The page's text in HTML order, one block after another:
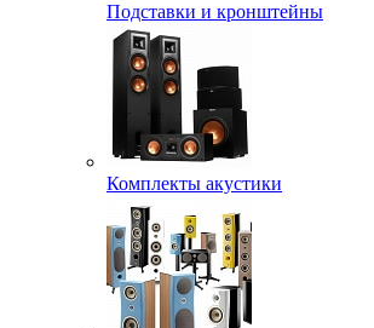
Подставки и кронштейны
Комплекты акустики